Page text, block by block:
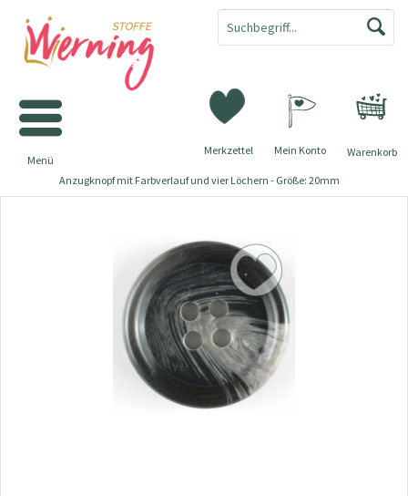
Warenkorb
Merkzettel Mein Konto
Menü
Anzugknopf mit Farbverlauf und vier Löchern - Größe: 20mm